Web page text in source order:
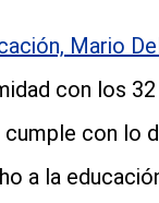
Mario
con los
con lo
a la